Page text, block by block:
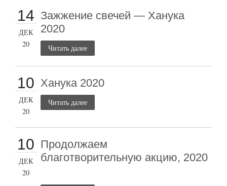
14
ДЕК
20
Зажжение свечей — Ханука
2020
Читать далее
10
ДЕК
20
Ханука 2020
Читать далее
10
ДЕК
20
Продолжаем
благотворительную акцию, 2020